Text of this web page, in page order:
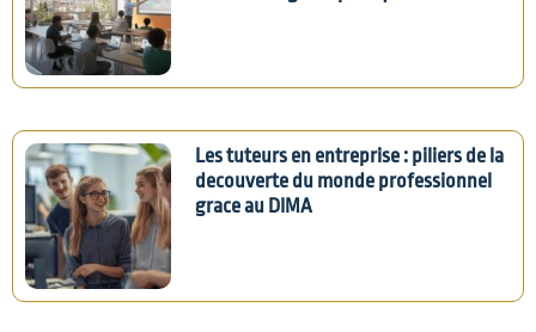
Les tuteurs en entreprise : piliers de la
decouverte du monde professionnel
grace au DIMA